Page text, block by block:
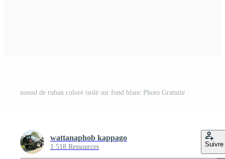
noeud de ruban coloré isolé sur fond blanc Photo Gratuite
wattanaphob kappago
1 518 Ressources Suivre